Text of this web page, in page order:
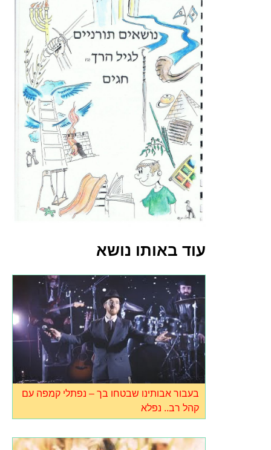
עוד באותו נושא
בעבור אבותינו שבטחו בך – נפתלי קמפה עם
קהל רב.. נפלא